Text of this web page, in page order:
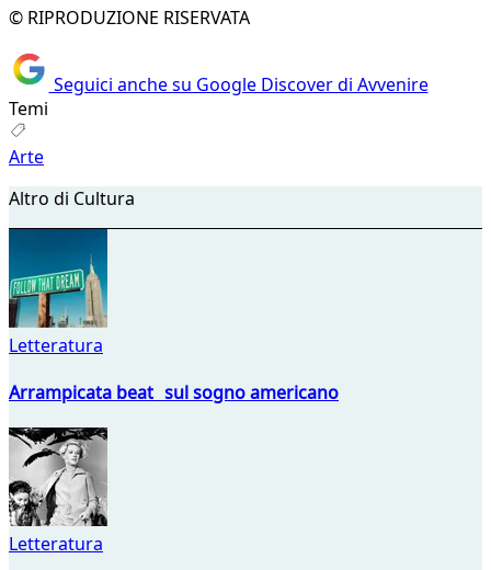
© RIPRODUZIONE RISERVATA
Seguici anche su Google Discover di Avvenire
Temi
Arte
Altro di Cultura
Letteratura
Arrampicata beat sul sogno americano
Letteratura